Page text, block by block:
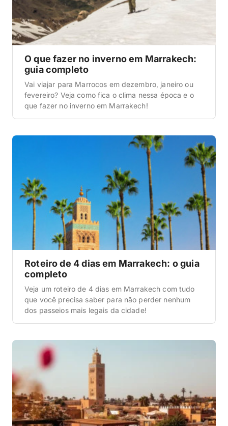
O que fazer no inverno em Marrakech:
guia completo
Vai viajar para Marrocos em dezembro, janeiro ou
fevereiro? Veja como fica o clima nessa época e o
que fazer no inverno em Marrakech!
Roteiro de 4 dias em Marrakech: o guia
completo
Veja um roteiro de 4 dias em Marrakech com tudo
que você precisa saber para não perder nenhum
dos passeios mais legais da cidade!